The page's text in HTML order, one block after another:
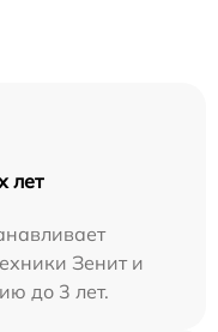
лет
Зенит и
до 3 лет.